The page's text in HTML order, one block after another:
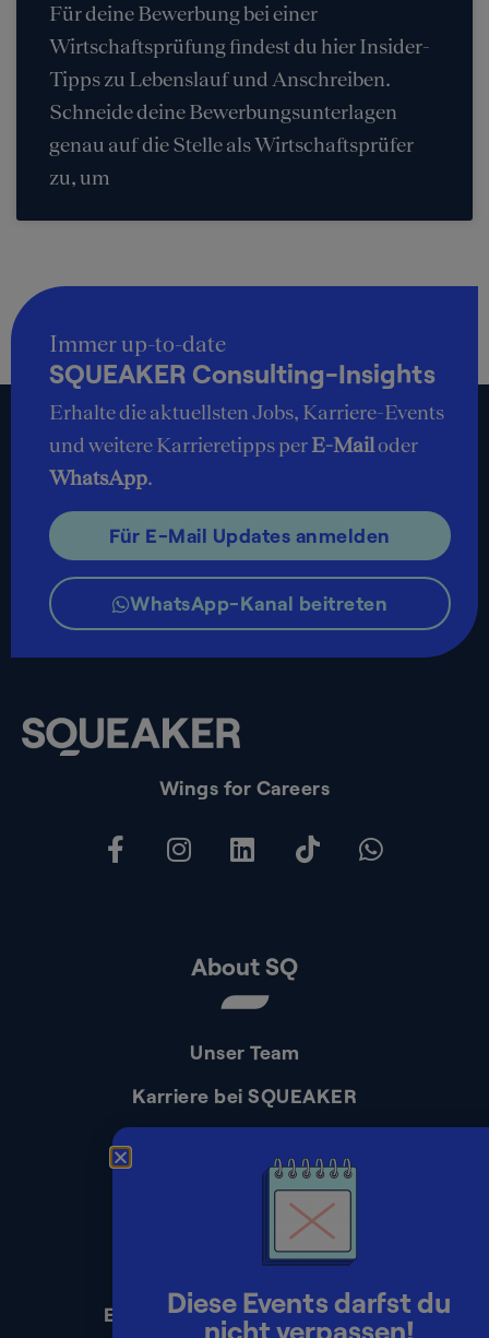
Für deine Bewerbung bei einer
Wirtschaftsprüfung findest du hier Insider-
Tipps zu Lebenslauf und Anschreiben.
Schneide deine Bewerbungsunterlagen
genau auf die Stelle als Wirtschaftsprüfer
zu, um
Wings for Careers
About SQ
Unser Team
Karriere bei SQUEAKER
Presse
Impressum
Datenschutz
Erklärung zur Barrierefreiheit
Immer up-to-date
SQUEAKER Consulting-Insights
Erhalte die aktuellsten Jobs, Karriere-Events
und weitere Karrieretipps perE-Mailoder
WhatsApp.
Für E-Mail Updates anmelden
WhatsApp-Kanal beitreten
Diese Events darfst du
nicht verpassen!